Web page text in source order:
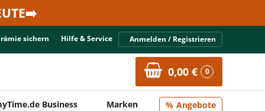
sichern Hilfe & Service Anmelden / Registrieren
0,00 € 0
Business Marken Angebote